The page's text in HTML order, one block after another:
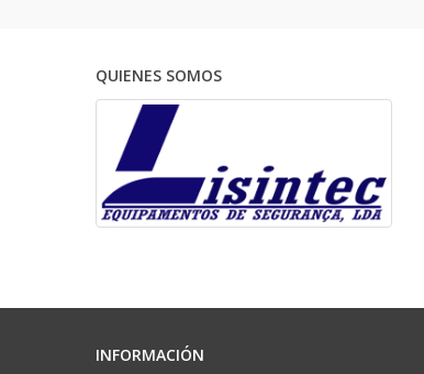
QUIENES SOMOS
INFORMACIÓN